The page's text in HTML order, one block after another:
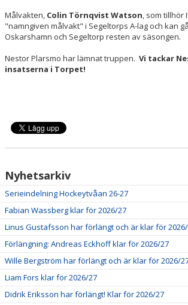
Målvakten, Colin Törnqvist Watson, som tillhör
"namngiven målvakt" i Segeltorps A-lag och kan
Oskarshamn och Segeltorp resten av säsongen.
Nestor Plarsmo har lämnat truppen. Vi tackar
insatserna i Torpet!
Nyhetsarkiv
Serieindelning Hockeytvåan 26-27
Fabian Wassberg klar för 2026/27
Linus Gustafsson har förlängt och är klar för
Förlängning: Andreas Eckhoff klar för 2026/27
Wille Bergström har förlängt och är klar för 2026/
Liam Fors klar för 2026/27
Didrik Eriksson har förlängt! Klar för 2026/27